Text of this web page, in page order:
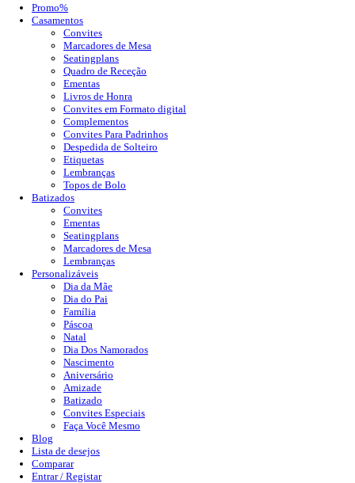
Promo%
Casamentos
Convites
Marcadores de Mesa
Seatingplans
Quadro de Receção
Ementas
Livros de Honra
Convites em Formato digital
Complementos
Convites Para Padrinhos
Despedida de Solteiro
Etiquetas
Lembranças
Topos de Bolo
Batizados
Convites
Ementas
Seatingplans
Marcadores de Mesa
Lembranças
Personalizáveis
Dia da Mãe
Dia do Pai
Família
Páscoa
Natal
Dia Dos Namorados
Nascimento
Aniversário
Amizade
Batizado
Convites Especiais
Faça Você Mesmo
Blog
Lista de desejos
Comparar
Entrar / Registar